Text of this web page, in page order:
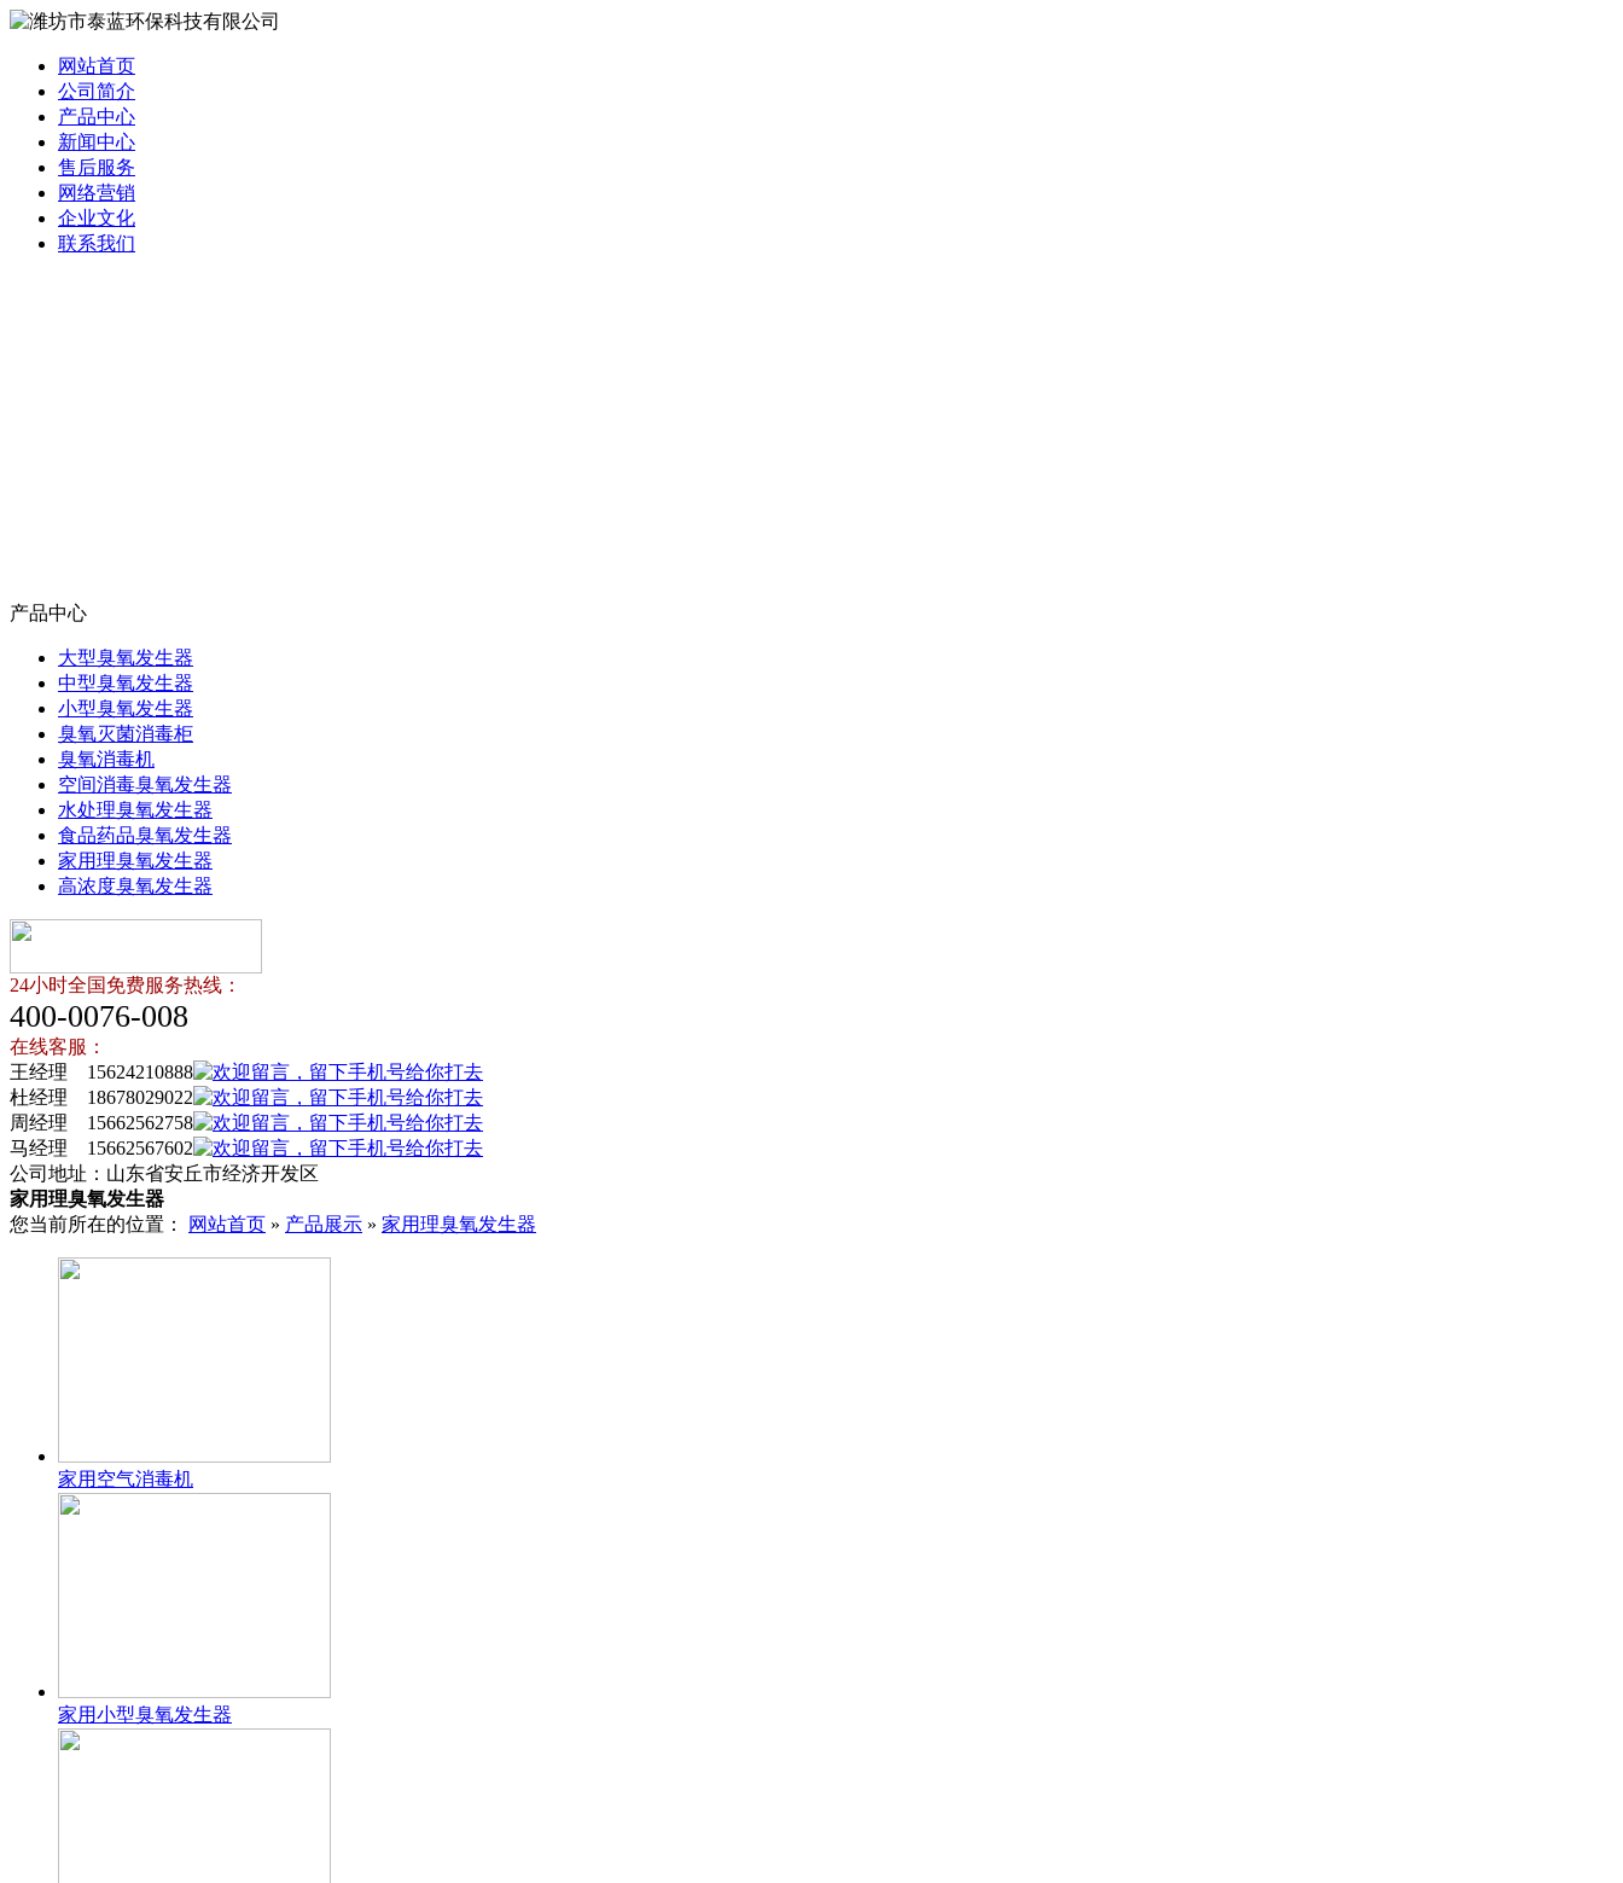
网站首页
公司简介
产品中心
新闻中心
售后服务
网络营销
企业文化
联系我们
产品中心
大型臭氧发生器
中型臭氧发生器
小型臭氧发生器
臭氧灭菌消毒柜
臭氧消毒机
空间消毒臭氧发生器
水处理臭氧发生器
食品药品臭氧发生器
家用理臭氧发生器
高浓度臭氧发生器
24小时全国免费服务热线：
400-0076-008
在线客服：
王经理 15624210888
杜经理 18678029022
周经理 15662562758
马经理 15662567602
公司地址：山东省安丘市经济开发区
家用理臭氧发生器
您当前所在的位置：
网站首页 » 产品展示 » 家用理臭氧发生器
家用空气消毒机
家用小型臭氧发生器